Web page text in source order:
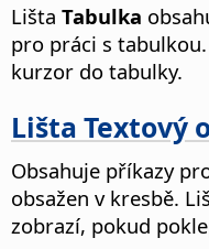
Lišta Tabulka
pro práci s
kurzor do tabulky.
Lišta Textový
Obsahuje příkazy
obsažen v kresbě.
zobrazí, pokud